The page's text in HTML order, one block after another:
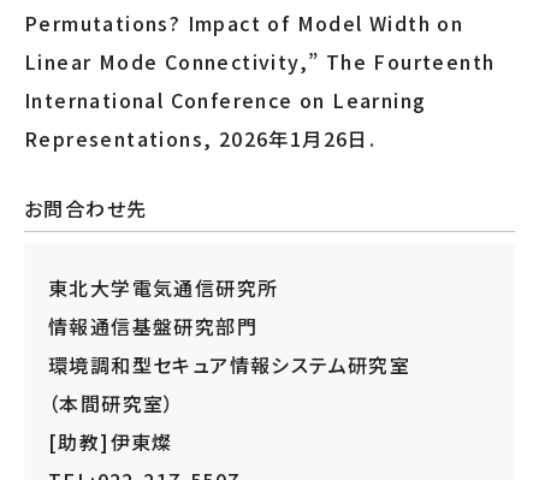
Permutations? Impact of Model Width on
Linear Mode Connectivity,” The Fourteenth
International Conference on Learning
Representations, 2026年1月26日.
お問合わせ先
東北大学電気通信研究所
情報通信基盤研究部門
環境調和型セキュア情報システム研究室
（本間研究室）
[助教]伊東燦